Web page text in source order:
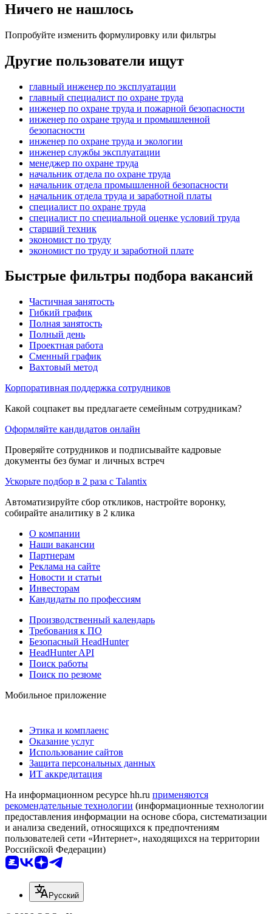
Ничего не нашлось
Попробуйте изменить формулировку или фильтры
Другие пользователи ищут
главный инженер по эксплуатации
главный специалист по охране труда
инженер по охране труда и пожарной безопасности
инженер по охране труда и промышленной
безопасности
инженер по охране труда и экологии
инженер службы эксплуатации
менеджер по охране труда
начальник отдела по охране труда
начальник отдела промышленной безопасности
начальник отдела труда и заработной платы
специалист по охране труда
специалист по специальной оценке условий труда
старший техник
экономист по труду
экономист по труду и заработной плате
Быстрые фильтры подбора вакансий
Частичная занятость
Гибкий график
Полная занятость
Полный день
Проектная работа
Сменный график
Вахтовый метод
Корпоративная поддержка сотрудников
Какой соцпакет вы предлагаете семейным сотрудникам?
Оформляйте кандидатов онлайн
Проверяйте сотрудников и подписывайте кадровые
документы без бумаг и личных встреч
Ускорьте подбор в 2 раза с Talantix
Автоматизируйте сбор откликов, настройте воронку,
собирайте аналитику в 2 клика
О компании
Наши вакансии
Партнерам
Реклама на сайте
Новости и статьи
Инвесторам
Кандидаты по профессиям
Производственный календарь
Требования к ПО
Безопасный HeadHunter
HeadHunter API
Поиск работы
Поиск по резюме
Мобильное приложение
Этика и комплаенс
Оказание услуг
Использование сайтов
Защита персональных данных
ИТ аккредитация
На информационном ресурсе hh.ru применяются
рекомендательные технологии (информационные технологии
предоставления информации на основе сбора, систематизации
и анализа сведений, относящихся к предпочтениям
пользователей сети «Интернет», находящихся на территории
Российской Федерации)
Русский